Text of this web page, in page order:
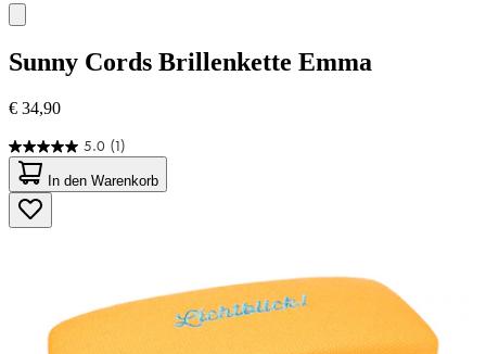
Sunny Cords Brillenkette Emma
€ 34,90
5.0 (1)
5.0
von
5
Sternen.
1
In den Warenkorb